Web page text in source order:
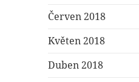
Červen 2018
Květen 2018
Duben 2018